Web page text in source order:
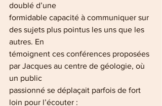
doublé d’une
formidable capacité à communiquer sur
des sujets plus pointus les uns que les
autres. En
témoignent ces conférences proposées
par Jacques au centre de géologie, où
un public
passionné se déplaçait parfois de fort
loin pour l’écouter :